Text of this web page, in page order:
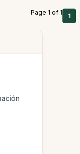
Page 1 of 1 1